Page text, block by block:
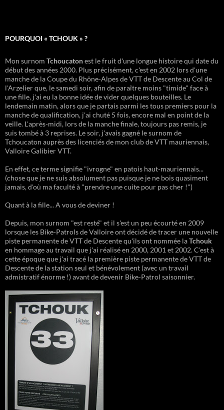
POURQUOI « TCHOUK » ?
Mon surnom Tchoucatonest le fruit d'une longue histoire qui date du
début des années 2000. Plus précisément, c'est en 2002 lors d'une
manche de la Coupe du Rhône-Alpes de VTT de Descente au Col de
l'Arzelier que, le samedi soir, afin de paraître moins "timide" face à
une fille, j'ai eu la bonne idée de vider quelques bouteilles. Le
lendemain matin, alors que je partais parmi les tous premiers pour la
manche de qualification, j'ai chuté 5 fois, encore mal en point de la
veille. L'après-midi, lors de la manche finale, toujours pas remis, je
suis tombé à 3 reprises. Le soir, j'avais gagné le surnom de
Tchoucaton auprès des licenciés de mon club de VTT mauriennais,
Valloire Galibier VTT.
En effet, ce terme signifie "ivrogne" en patois haut-mauriennais...
(chose que je ne suis absolument pas puisque je ne bois quasiment
jamais, d'où ma faculté à "prendre une cuite pour pas cher !")
Quant à la fille... A vous de deviner !
Depuis, mon surnom "est resté" et il s'est un peu écourté en 2009
lorsque les Bike-Patrols de Valloire ont décidé de tracer une nouvelle
piste permanente de VTT de Descente qu'ils ont nommée laTchouk
en hommage au travail que j'ai réalisé en 2000, 2001 et 2002. C'est à
cette époque que j'ai tracé la première piste permanente de VTT de
Descente de la station seul et bénévolement (avec un travail
admistratif énorme !) avant de devenir Bike-Patrol saisonnier.